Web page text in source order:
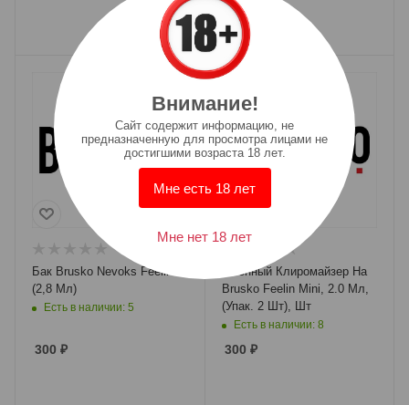
Бак Brusko Nevoks Feelin
(2,8 Мл)
Есть в наличии: 5
300 ₽
Сменный Клиромайзер На
Brusko Feelin Mini, 2.0 Мл,
(Упак. 2 Шт), Шт
Есть в наличии: 8
300 ₽
Внимание!
Cайт содержит информацию, не
предназначенную для просмотра лицами не
достигшими возраста 18 лет.
Мне есть 18 лет
Мне нет 18 лет